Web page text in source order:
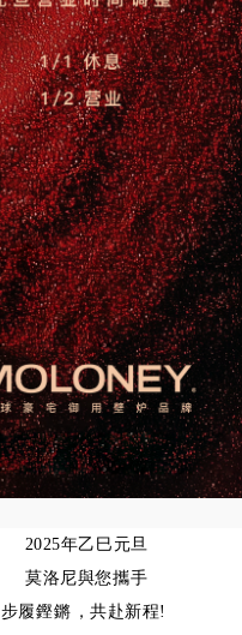
2025年乙巳 元旦
莫洛尼與您攜手
步履鏗鏘，共赴新程!